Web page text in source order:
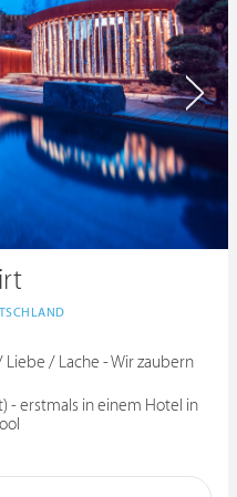
Liebe / Lache - Wir zaubern
- erstmals in einem Hotel in